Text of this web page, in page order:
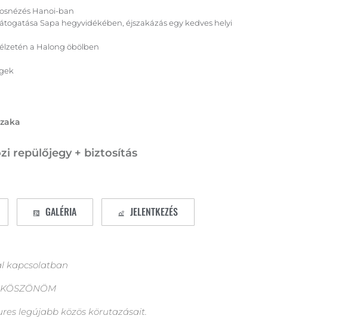
Hanoi-ban
Sapa hegyvidékében, éjszakázás egy kedves helyi
a Halong öbölben
repülőjegy + biztosítás
GALÉRIA JELENTKEZÉS
kapcsolatban
legújabb közös körutazásait.